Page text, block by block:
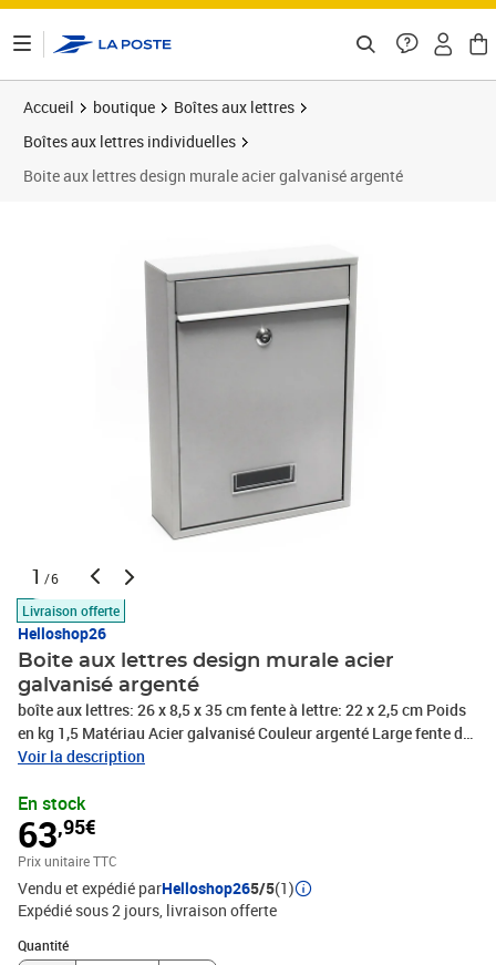
Accueil boutique
Boîtes aux lettres
Boîtes aux lettres individuelles
Boite aux lettres design murale acier galvanisé argenté
1 /6
Livraison offerte
Helloshop26
Boite aux lettres design murale acier
galvanisé argenté
boîte aux lettres: 26 x 8,5 x 35 cm fente à lettre: 22 x 2,5 cm Poids
en kg 1,5 Matériau Acier galvanisé Couleur argenté Large fente de
boite aux lettres avec porte-nom 2 clés par compartiment
simple Accessoires 1x boîte aux lettres 1x matériel de montage 1x
2 clés
Voir la description
En stock
63,95€
Prix unitaire TTC
Vendu et expédié parHelloshop265/5(1)
Expédié sous 2 jours livraison offerte
Quantité
Quantité : 1